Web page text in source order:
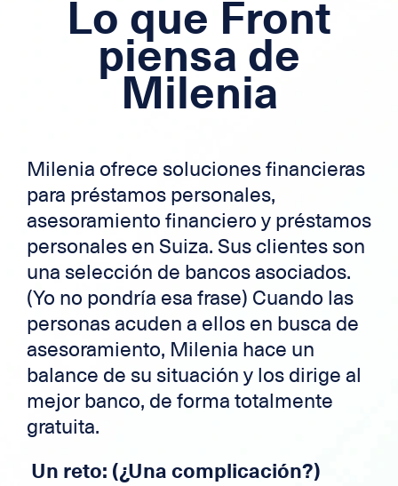
Lo que Front
piensa de
Milenia
Milenia ofrece soluciones financieras
para préstamos personales,
asesoramiento financiero y préstamos
personales en Suiza. Sus clientes son
una selección de bancos asociados.
(Yo no pondría esa frase) Cuando las
personas acuden a ellos en busca de
asesoramiento, Milenia hace un
balance de su situación y los dirige al
mejor banco, de forma totalmente
gratuita.
Un reto: (¿Una complicación?)
Hipoteca
Crédito transfronterizo
Zek